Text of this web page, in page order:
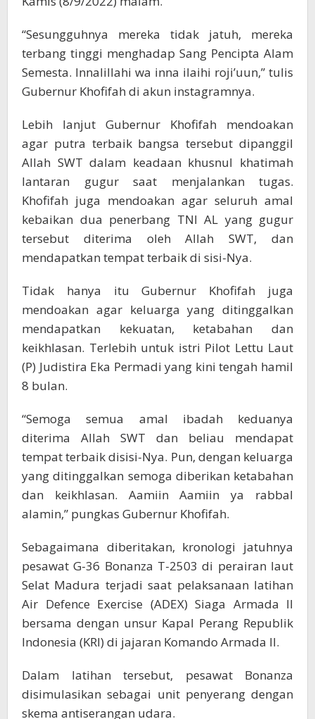
“Sesungguhnya mereka tidak jatuh, mereka
terbang tinggi menghadap Sang Pencipta Alam
Semesta. Innalillahi wa inna ilaihi roji’uun,” tulis
Gubernur Khofifah di akun instagramnya.
Lebih lanjut Gubernur Khofifah mendoakan
agar putra terbaik bangsa tersebut dipanggil
Allah SWT dalam keadaan khusnul khatimah
lantaran gugur saat menjalankan tugas.
Khofifah juga mendoakan agar seluruh amal
kebaikan dua penerbang TNI AL yang gugur
tersebut diterima oleh Allah SWT, dan
mendapatkan tempat terbaik di sisi-Nya.
Tidak hanya itu Gubernur Khofifah juga
mendoakan agar keluarga yang ditinggalkan
mendapatkan kekuatan, ketabahan dan
keikhlasan. Terlebih untuk istri Pilot Lettu Laut
(P) Judistira Eka Permadi yang kini tengah hamil
8 bulan.
“Semoga semua amal ibadah keduanya
diterima Allah SWT dan beliau mendapat
tempat terbaik disisi-Nya. Pun, dengan keluarga
yang ditinggalkan semoga diberikan ketabahan
dan keikhlasan. Aamiin Aamiin ya rabbal
alamin,” pungkas Gubernur Khofifah.
Sebagaimana diberitakan, kronologi jatuhnya
pesawat G-36 Bonanza T-2503 di perairan laut
Selat Madura terjadi saat pelaksanaan latihan
Air Defence Exercise (ADEX) Siaga Armada II
bersama dengan unsur Kapal Perang Republik
Indonesia (KRI) di jajaran Komando Armada II.
Dalam latihan tersebut, pesawat Bonanza
disimulasikan sebagai unit penyerang dengan
skema antiserangan udara.